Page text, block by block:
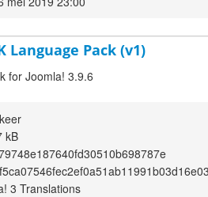
Language Pack (v1)
for Joomla! 3.9.6
kB
3 Translations